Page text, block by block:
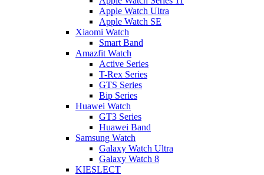
Apple Watch Ultra
Apple Watch SE
Xiaomi Watch
Smart Band
Amazfit Watch
Active Series
T-Rex Series
GTS Series
Bip Series
Huawei Watch
GT3 Series
Huawei Band
Samsung Watch
Galaxy Watch Ultra
Galaxy Watch 8
KIESLECT